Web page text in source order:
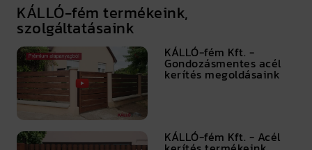
KÁLLÓ-fém termékeink,
szolgáltatásaink
KÁLLÓ-fém Kft. -
Gondozásmentes acél
kerítés megoldásaink
KÁLLÓ-fém Kft. - Acél